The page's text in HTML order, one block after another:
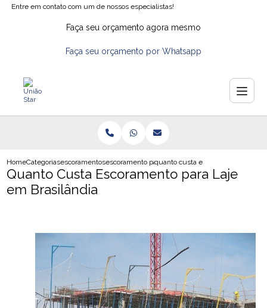
Entre em contato com um de nossos especialistas!
Faça seu orçamento agora mesmo
Faça seu orçamento por Whatsapp
HomeCategoriasescoramentosescoramento para construcaoquanto custa escoramento para
Quanto Custa Escoramento para Laje
em Brasilândia